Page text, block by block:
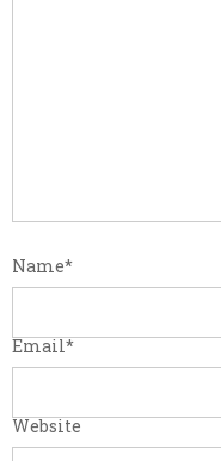
Name*
Email*
Website